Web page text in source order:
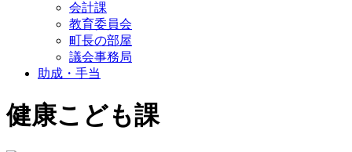
会計課
教育委員会
町長の部屋
議会事務局
助成・手当
健康こども課